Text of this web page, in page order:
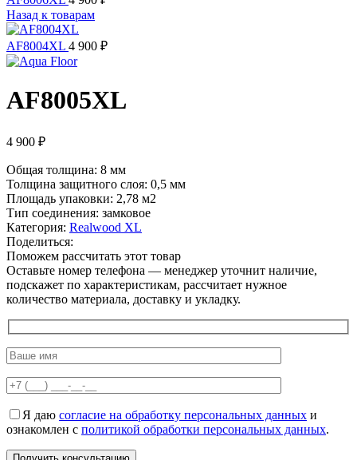
Назад к товарам
AF8004XL 4 900 ₽
AF8005XL
4 900 ₽
Общая толщина: 8 мм
Толщина защитного слоя: 0,5 мм
Площадь упаковки: 2,78 м2
Тип соединения: замковое
Категория: Realwood XL
Поделиться:
Поможем рассчитать этот товар
Оставьте номер телефона — менеджер уточнит наличие,
подскажет по характеристикам, рассчитает нужное
количество материала, доставку и укладку.
Я даю согласие на обработку персональных данных и
ознакомлен с политикой обработки персональных данных.